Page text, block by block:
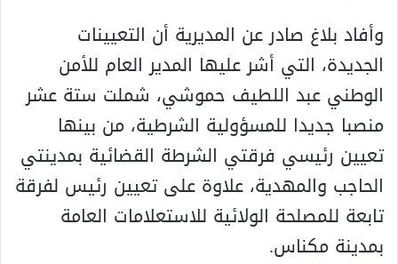
وأفاد بلاغ صادر عن المديرية أن التعيينات
الجديدة، التي أشر عليها المدير العام للأمن
الوطني عبد اللطيف حموشي، شملت ستة عشر
منصبا جديدا للمسؤولية الشرطية، من بينها
تعيين رئيسي فرقتي الشرطة القضائية بمدينتي
الحاجب والمهدية، علاوة على تعيين رئيس لفرقة
تابعة للمصلحة الولائية للاستعلامات العامة
بمدينة مكناس.